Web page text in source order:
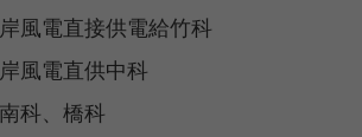
風電直接供電給竹科
風電直供中科
科、橋科